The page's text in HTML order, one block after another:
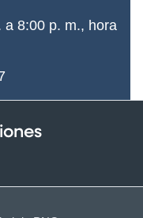
8:00 p. m., hora